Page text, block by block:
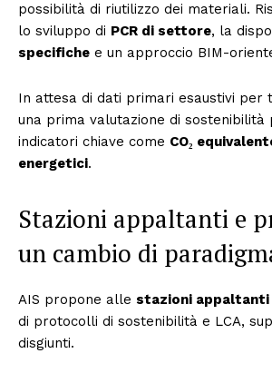
possibilità di riutilizzo dei materiali.
lo sviluppo di PCR di settore, la
specifiche e un approccio BIM-
In attesa di dati primari esaustivi per
una prima valutazione di sostenibilità
indicatori chiave come CO₂
energetici.
Stazioni appaltanti e
un cambio di
AIS propone alle stazioni appaltanti
di protocolli di sostenibilità e LCA,
disgiunti.